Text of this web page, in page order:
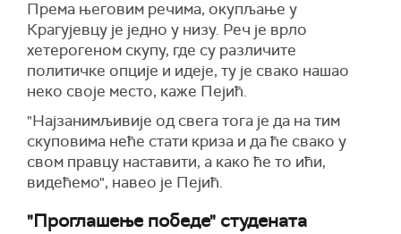
Према његовим речима, окупљање у
Крагујевцу је једно у низу. Реч је врло
хетерогеном скупу, где су различите
политичке опције и идеје, ту је свако нашао
неко своје место, каже Пејић.
"Најзанимљивије од свега тога је да на тим
скуповима неће стати криза и да ће свако у
свом правцу наставити, а како ће то ићи,
видећемо", навео је Пејић.
"Проглашење победе" студената